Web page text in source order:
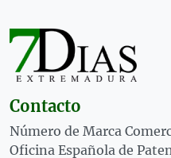
Contacto
Número de Marca
Oficina Española de